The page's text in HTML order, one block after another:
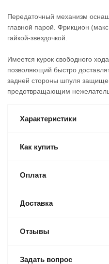
Передаточный механизм
главной парой. Фрикцион
гайкой-звездочкой.
Имеется курок свободного
позволяющий быстро
задней стороны шпуля
предотвращающим
Характеристики
Как купить
Оплата
Доставка
Отзывы
Задать вопрос